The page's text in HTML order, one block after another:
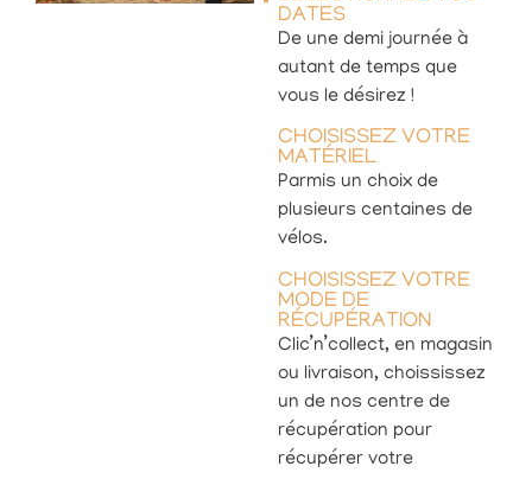
DATES
De une demi journée à
autant de temps que
vous le désirez !
CHOISISSEZ VOTRE
MATÉRIEL
Parmis un choix de
plusieurs centaines de
vélos.
CHOISISSEZ VOTRE
MODE DE
RÉCUPÉRATION
Clic’n’collect, en magasin
ou livraison, choississez
un de nos centre de
récupération pour
récupérer votre